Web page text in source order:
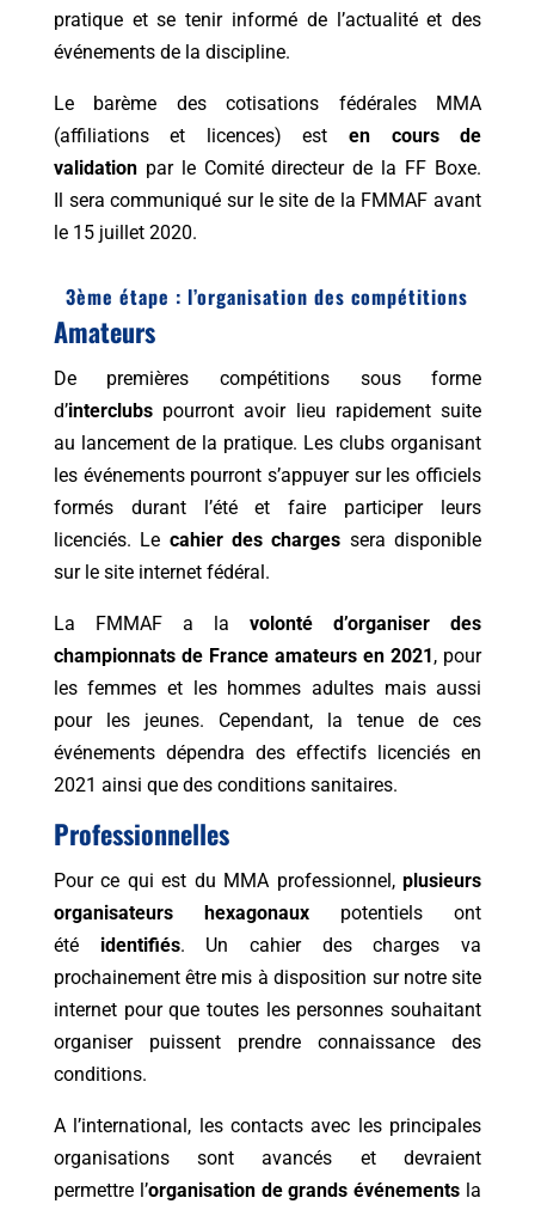
pratique et se tenir informé de l’actualité et des
événements de la discipline.
Le barème des cotisations fédérales MMA
(affiliations et licences) esten cours de
validationpar le Comité directeur de la FF Boxe.
Il sera communiqué sur le site de la FMMAF avant
le 15 juillet 2020.
3ème étape : l’organisation des compétitions
Amateurs
De premières compétitions sous forme
d’interclubspourront avoir lieu rapidement suite
au lancement de la pratique. Les clubs organisant
les événements pourront s’appuyer sur les officiels
formés durant l’été et faire participer leurs
licenciés. Le cahier des charges sera disponible
sur le site internet fédéral.
La FMMAF a lavolonté d’organiser des
championnats de France amateurs en 2021, pour
les femmes et les hommes adultes mais aussi
pour les jeunes. Cependant, la tenue de ces
événements dépendra des effectifs licenciés en
2021 ainsi que des conditions sanitaires.
Professionnelles
Pour ce qui est du MMA professionnel,plusieurs
organisateurs hexagonauxpotentiels ont
été identifiés. Un cahier des charges va
prochainement être mis à disposition sur notre site
internet pour que toutes les personnes souhaitant
organiser puissent prendre connaissance des
conditions.
A l’international, les contacts avec les principales
organisations sont avancés et devraient
permettre l’organisation de grands événements la